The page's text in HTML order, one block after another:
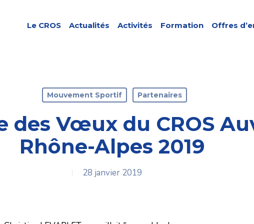
Le CROS Actualités Activités Formation Offres
Mouvement Sportif Partenaires
des Vœux du CROS
Rhône-Alpes 2019
28 janvier 2019